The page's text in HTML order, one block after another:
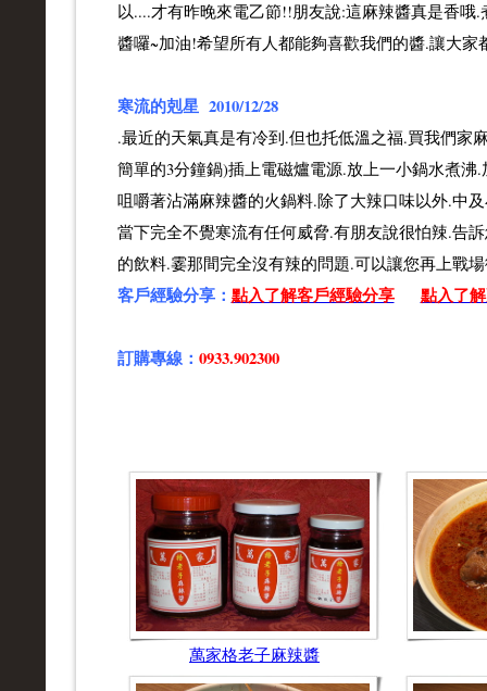
以....才有昨晚來電乙節!!朋友說:這麻辣醬真是香
醬囉~加油!希望所有人都能夠喜歡我們的醬.讓大家
寒流的剋星 2010/12/28
.最近的天氣真是有冷到.但也托低溫之福.買我們家
簡單的3分鐘鍋)插上電磁爐電源.放上一小鍋水煮
咀嚼著沾滿麻辣醬的火鍋料.除了大辣口味以外.中
當下完全不覺寒流有任何威脅.有朋友說很怕辣.告
的飲料.霎那間完全沒有辣的問題.可以讓您再上戰
客戶經驗分享： 點入了解客戶經驗分享 點入了
訂購專線： 0933.902300
萬家格老子麻辣醬